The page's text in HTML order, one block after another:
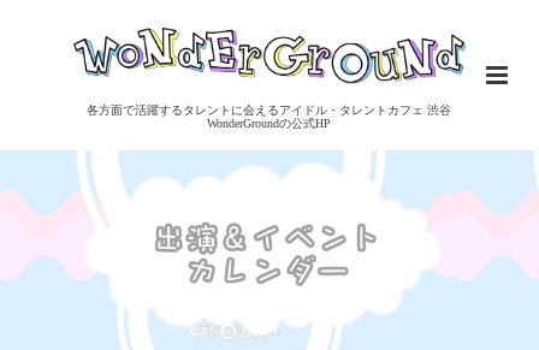
各方面で活躍するタレントに会えるアイドル・タレントカフェ 渋谷
WonderGroundの公式HP